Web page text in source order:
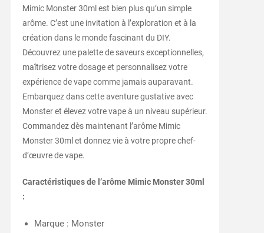
Mimic Monster 30ml est bien plus qu’un simple
arôme. C’est une invitation à l’exploration et à la
création dans le monde fascinant du DIY.
Découvrez une palette de saveurs exceptionnelles,
maîtrisez votre dosage et personnalisez votre
expérience de vape comme jamais auparavant.
Embarquez dans cette aventure gustative avec
Monster et élevez votre vape à un niveau supérieur.
Commandez dès maintenant l’arôme Mimic
Monster 30ml et donnez vie à votre propre chef-
d’œuvre de vape.
Caractéristiques de l’arôme Mimic Monster 30ml
:
Marque : Monster